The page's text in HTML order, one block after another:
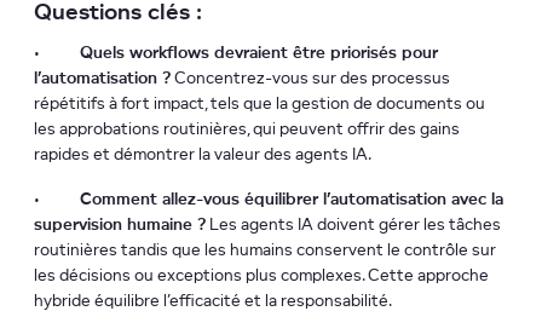
Questions clés :
• Quels workflows devraient être priorisés pour
l’automatisation ? Concentrez-vous sur des processus
répétitifs à fort impact, tels que la gestion de documents ou
les approbations routinières, qui peuvent offrir des gains
rapides et démontrer la valeur des agents IA.
• Comment allez-vous équilibrer l’automatisation avec la
supervision humaine ? Les agents IA doivent gérer les tâches
routinières tandis que les humains conservent le contrôle sur
les décisions ou exceptions plus complexes. Cette approche
hybride équilibre l’efficacité et la responsabilité.